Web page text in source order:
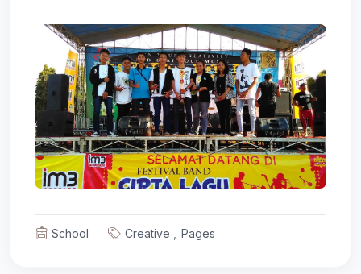
School Creative Pages